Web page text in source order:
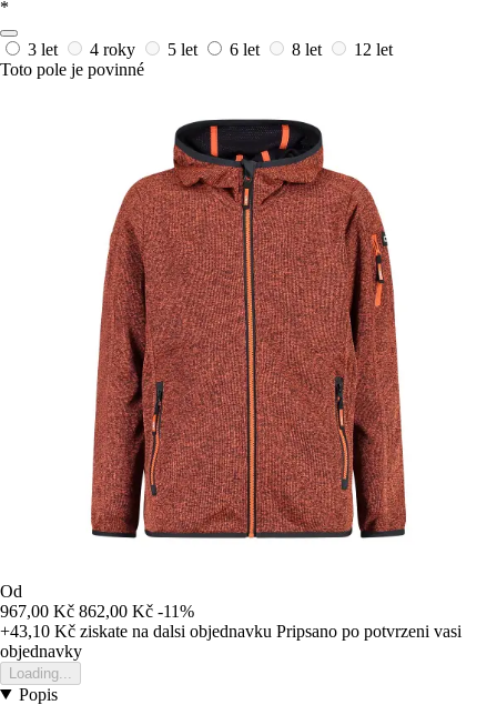
*
3 let 4 roky 5 let 6 let 8 let
12 let
Toto pole je povinné
Od
967,00 Kč 862,00 Kč -11%
+43,10 Kč ziskate na dalsi objednavku Pripsano po potvrzeni vasi
objednavky
Loading...
Popis